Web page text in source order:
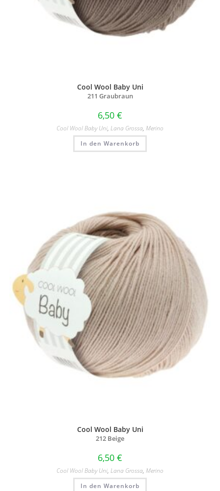
Cool Wool Baby Uni
211 Graubraun
6,50 €
Cool Wool Baby Uni, Lana Grossa, Merino
In den Warenkorb
Cool Wool Baby Uni
212 Beige
6,50 €
Cool Wool Baby Uni, Lana Grossa, Merino
In den Warenkorb